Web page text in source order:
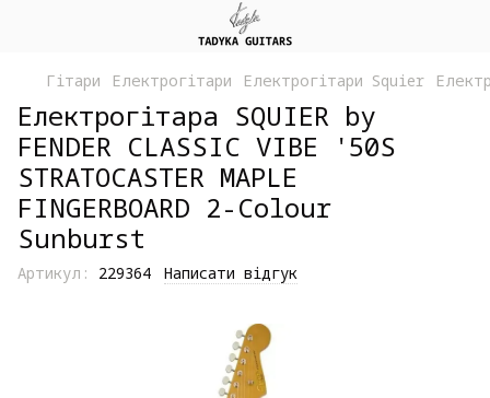
Гітари Електрогітари Електрогітари Squier
Електрогітара SQUIER by
FENDER CLASSIC VIBE '50S
STRATOCASTER MAPLE
FINGERBOARD 2-Colour
Sunburst
Артикул: 229364 Написати відгук